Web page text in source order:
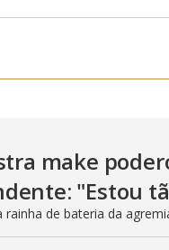
make
"Estou
de bateria da